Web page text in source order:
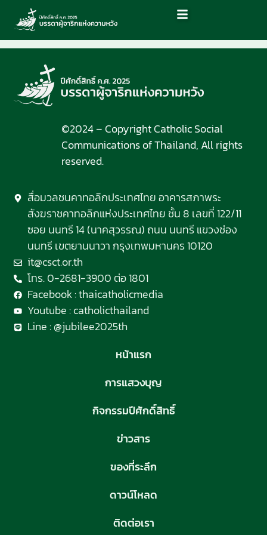
©2024 – Copyright Catholic Social
Communications of Thailand, All rights
reserved.
สื่อมวลชนคาทอลิกประเทศไทย อาคารสภาพระ
สังฆราชคาทอลิกแห่งประเทศไทย ชั้น 8 เลขที่ 122/11
ซอย นนทรี 14 (นาคสุวรรณ) ถนน นนทรี แขวงช่อง
นนทรี เขตยานนาวา กรุงเทพมหานคร 10120
it@csct.or.th
โทร. 0-2681-3900 ต่อ 1801
Facebook : thaicatholicmedia
Youtube : catholicthailand
Line : @jubilee2025th
หน้าแรก
การแสวงบุญ
กิจกรรมปีศักดิ์สิทธิ์
ข่าวสาร
ของที่ระลึก
ดาวน์โหลด
ติดต่อเรา